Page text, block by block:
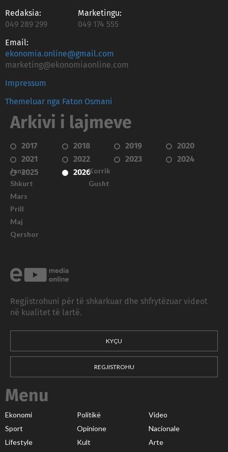
Redaksia:
049 289 299
Marketingu:
049 174 555
Email:
ekonomia.online@gmail.com
marketing@ekonomiaonline.com
Impressum
Themeluar nga Faton Osmani
Arkivi i lajmeve
2017 2018 2019
2020
2021
2022 2023
2024
2025
2026
Janar
Shkurt
Mars
Prill
Maj
Qershor
Korrik
Gusht
Regjistrohuni për të shkarkuar dhe shfrytëzuar videot
në kualitet të lartë.
KYÇU
REGJISTROHU
Menu
Ekonomi Politikë
Video
Sport
Opinione
Nacionale
Lifestyle
Kult
Arte